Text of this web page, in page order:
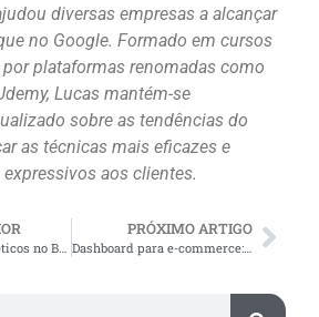
diversas empresas a alcançar
no Google. Formado em cursos
por plataformas renomadas como
Lucas mantém-se
sobre as tendências do
as técnicas mais eficazes e
aos clientes.
PRÓXIMO ARTIGO
Dashboard para e-commerce: controle total das suas vendas